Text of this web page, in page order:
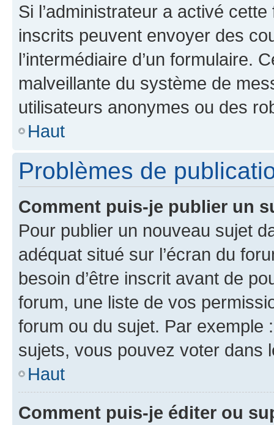
Si l’administrateur a activé
inscrits peuvent envoyer des
l’intermédiaire d’un formulaire.
malveillante du système de
utilisateurs anonymes ou des
Haut
Problèmes de
Comment puis-je publier un
Pour publier un nouveau sujet
adéquat situé sur l’écran du
besoin d’être inscrit avant de
forum, une liste de vos
forum ou du sujet. Par exemple
sujets, vous pouvez voter dans
Haut
Comment puis-je éditer ou